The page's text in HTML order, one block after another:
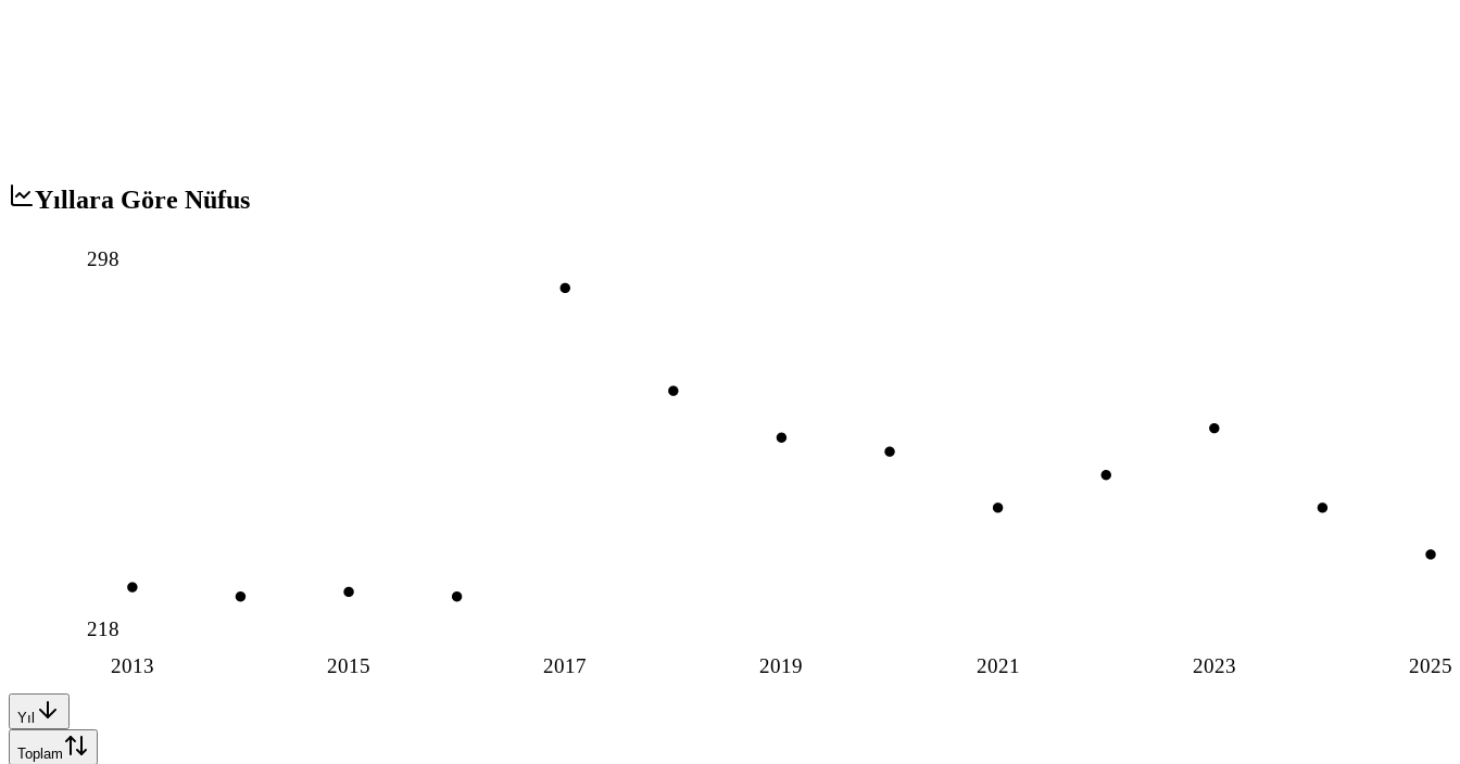
Yıllara Göre Nüfus
2013 2015 2017 2019 2021 2023 2025
298
218
Yıl
Toplam